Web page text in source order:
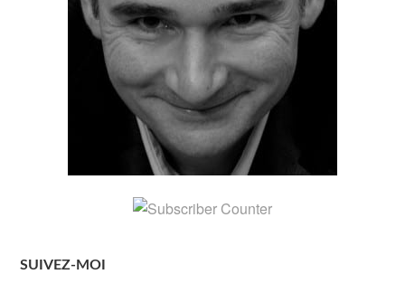
SUIVEZ-MOI